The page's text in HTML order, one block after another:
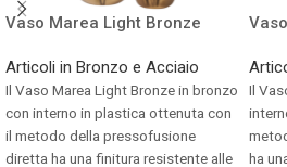
Vaso Marea Light Bronze
Articoli in Bronzo e Acciaio
Il Vaso Marea Light Bronze in bronzo
con interno in plastica ottenuta con
il metodo della pressofusione
diretta ha una finitura resistente alle
Il
ha